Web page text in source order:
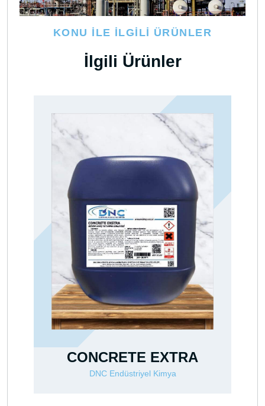
KONU İLE İLGILI ÜRÜNLER
İlgili Ürünler
CLEAN OİL AS
DNC Endüstriyel Kimya